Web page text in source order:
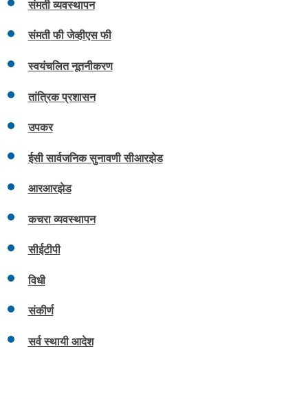
संमती व्यवस्थापन
संमती फी जेव्हीएस फी
स्वयंचलित नूतनीकरण
तांत्रिक प्रशासन
उपकर
ईसी सार्वजनिक सुनावणी सीआरझेड
आरआरझेड
कचरा व्यवस्थापन
सीईटीपी
विधी
संकीर्ण
सर्व स्थायी आदेश